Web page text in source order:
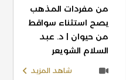
من مفردات المذهب
يصح استثناء سواقط
من حيوان | د. عبد
السلام الشويعر
شاهد المزيد